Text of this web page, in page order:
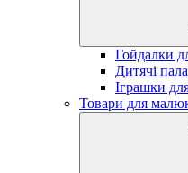
Гойдалки
Дитячі
Іграшки
Товари для